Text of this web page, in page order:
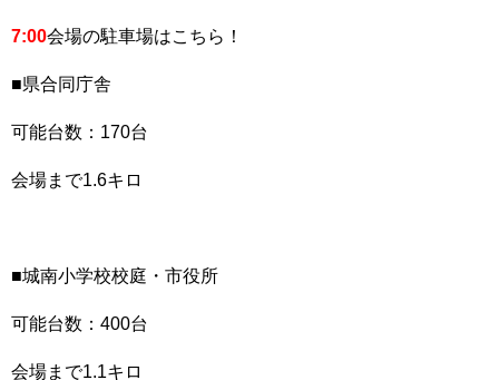
7:00会場の駐車場はこちら！
■県合同庁舎
可能台数：170台
会場まで1.6キロ
■城南小学校校庭・市役所
可能台数：400台
会場まで1.1キロ